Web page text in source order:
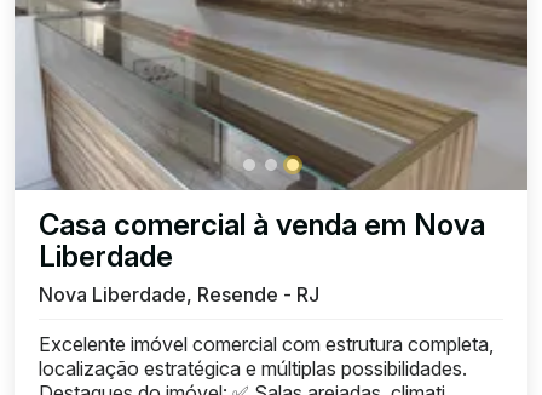
Casa comercial à venda em Nova
Liberdade
Nova Liberdade, Resende - RJ
Excelente imóvel comercial com estrutura completa,
localização estratégica e múltiplas possibilidades.